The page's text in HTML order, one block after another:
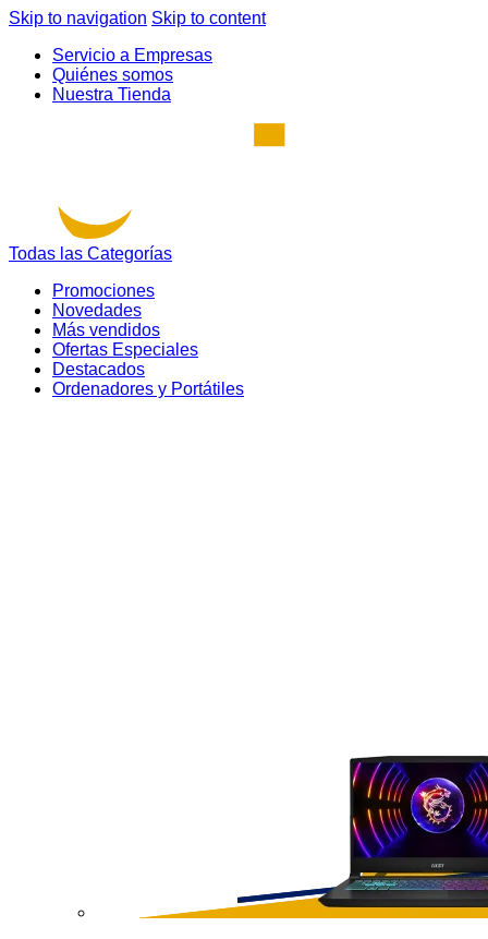
Skip to navigation Skip to content
Servicio a Empresas
Quiénes somos
Nuestra Tienda
Todas las Categorías
Promociones
Novedades
Más vendidos
Ofertas Especiales
Destacados
Ordenadores y Portátiles